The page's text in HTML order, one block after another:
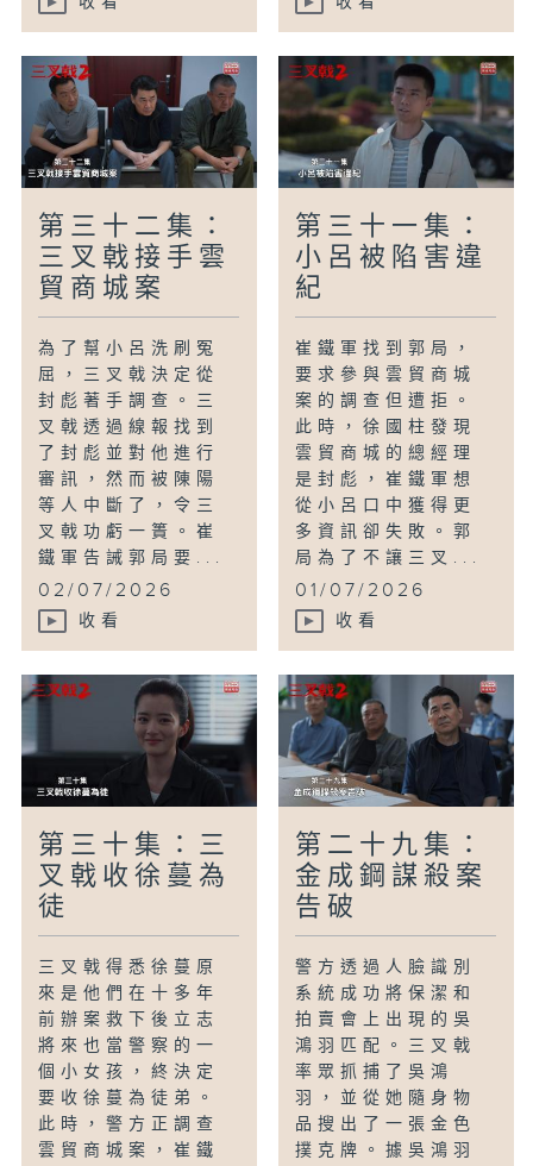
第三十二集：
三叉戟接手雲
貿商城案
為了幫小呂洗刷冤
屈，三叉戟決定從
封彪著手調查。三
叉戟透過線報找到
了封彪並對他進行
審訊，然而被陳陽
等人中斷了，令三
叉戟功虧一簣。崔
鐵軍告誡郭局要...
02/07/2026
收看
第三十一集：
小呂被陷害違
紀
崔鐵軍找到郭局，
要求參與雲貿商城
案的調查但遭拒。
此時，徐國柱發現
雲貿商城的總經理
是封彪，崔鐵軍想
從小呂口中獲得更
多資訊卻失敗。郭
局為了不讓三叉...
01/07/2026
收看
第三十集：三
叉戟收徐蔓為
徒
三叉戟得悉徐蔓原
來是他們在十多年
前辦案救下後立志
將來也當警察的一
個小女孩，終決定
要收徐蔓為徒弟。
此時，警方正調查
雲貿商城案，崔鐵
第二十九集：
金成鋼謀殺案
告破
警方透過人臉識別
系統成功將保潔和
拍賣會上出現的吳
鴻羽匹配。三叉戟
率眾抓捕了吳鴻
羽，並從她隨身物
品搜出了一張金色
撲克牌。據吳鴻羽